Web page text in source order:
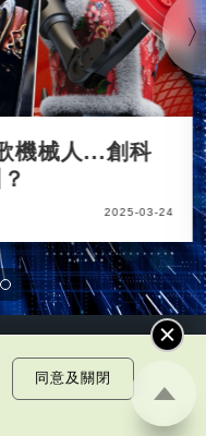
機械人...創科
2025-03-24
同意及關閉